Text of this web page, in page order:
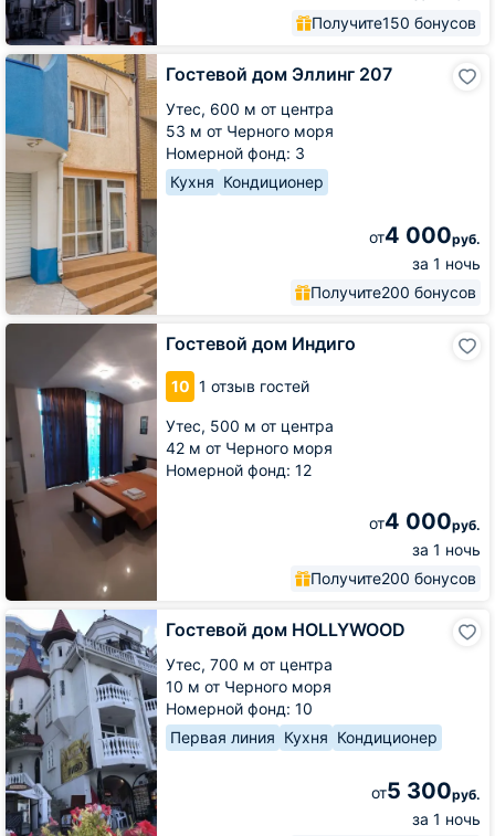
Получите150 бонусов
Гостевой дом Эллинг 207
Утес, 600 м от центра
53 м от Черного моря
Номерной фонд: 3
Кухня Кондиционер
от4 000руб.
за 1 ночь
Получите200 бонусов
Гостевой
Гостевой дом Индиго
10 1 отзыв гостей
Утес, 500 м от центра
42 м от Черного моря
Номерной фонд: 12
от4 000руб.
за 1 ночь
Получите200 бонусов
Гостевой
Гостевой дом HOLLYWOOD
Утес, 700 м от центра
10 м от Черного моря
Номерной фонд: 10
Первая линия Кухня Кондиционер
от5 300руб.
за 1 ночь
Гостевой
дом
HOLLYWOOD